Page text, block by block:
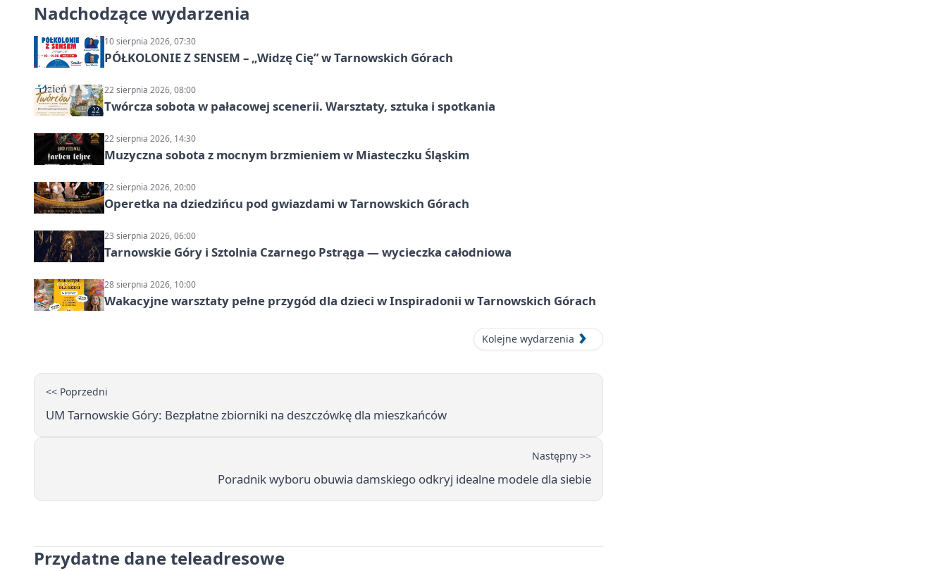
Nadchodzące wydarzenia
10 sierpnia 2026, 07:30
PÓŁKOLONIE Z SENSEM – „Widzę Cię” w Tarnowskich Górach
22 sierpnia 2026, 08:00
Twórcza sobota w pałacowej scenerii. Warsztaty, sztuka i spotkania
22 sierpnia 2026, 14:30
Muzyczna sobota z mocnym brzmieniem w Miasteczku Śląskim
22 sierpnia 2026, 20:00
Operetka na dziedzińcu pod gwiazdami w Tarnowskich Górach
23 sierpnia 2026, 06:00
Tarnowskie Góry i Sztolnia Czarnego Pstrąga — wycieczka całodniowa
28 sierpnia 2026, 10:00
Wakacyjne warsztaty pełne przygód dla dzieci w Inspiradonii w Tarnowskich Górach
Kolejne wydarzenia
<< Poprzedni
UM Tarnowskie Góry: Bezpłatne zbiorniki na deszczówkę dla mieszkańców
Następny >>
Poradnik wyboru obuwia damskiego odkryj idealne modele dla siebie
Przydatne dane teleadresowe